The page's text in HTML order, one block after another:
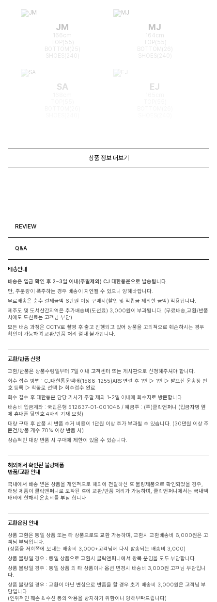
JM
166cm
TOP(55)
BOTTOM(25)
MJ
164cm
TOP(55)
BOTTOM(26)
SA EJ
상품 정보 더보기
REVIEW
Q&A
배송안내
배송은 입금 확인 후 2~3일 이내(주말제외) CJ 대한통운으로 발송됩니다.
단, 주문량이 폭주하는 경우 배송이 지연될 수 있으니 양해바랍니다.
무료배송은 순수 결제금액 6만원 이상 구매시(할인 및 적립금 제외한 금액) 적용됩니다.
제주도 및 도서산간지역은 추가배송비(도선료) 3,000원이 부과됩니다. (무료배송,교환/반품
시에도 도선료는 고객님 부담)
모든 배송 과정은 CCTV로 촬영 후 출고 진행되고 있어 상품을 고의적으로 훼손하시는 경우
확인이 가능하며 교환/반품 처리 절대 불가합니다.
교환/반품 신청
교환/반품은 상품수령일부터 7일 이내 고객센터 또는 게시판으로 신청해주셔야 합니다.
회수 접수 방법 : CJ대한통운택배(1588-1255)ARS 연결 후 1번 ▷ 1번 ▷ 받으신 운송장 번
호 등록 ▷ 착불로 선택 ▷ 회수접수 완료
회수 접수 후 대한통운 담당 기사가 주말 제외 1-2일 이내에 회수지로 방문합니다.
배송비 입금계좌 : 국민은행 512637-01-001048 / 예금주 : (주)클릭앤퍼니 (입금자명 옆
에 휴대폰 뒷번호 4자리 기재 요청)
대량 구매 후 반품 시 반품 수거 비용이 1만원 이상 추가 부과될 수 있습니다. (30만원 이상 주
문건/상품 개수 70% 이상 반품 시)
상습적인 대량 반품 시 구매에 제한이 있을 수 있습니다.
해외에서 확인된 불량제품
반품/교환 안내
국내에서 배송 받은 상품을 개인적으로 해외에 전달하신 후 불량제품으로 확인되었을 경우,
해당 제품이 클릭앤퍼니로 도착된 후에 교환/반품 처리가 가능하며, 클릭앤퍼니에서는 국내택
배비에 한해서 운송비를 부담 합니다
교환운임 안내
상품 교환은 동일 상품 또는 타 상품으로도 교환 가능하며, 교환시 교환배송비 6,000원은 고
객님 부담입니다.
(상품을 저희쪽에 보내는 배송비 3,000+고객님께 다시 발송되는 배송비 3,000)
상품 불량일 경우 : 동일 상품으로 교환시 클릭앤퍼니에서 왕복 운임을 모두 부담합니다.
상품 불량일 경우 : 동일 상품 외 타 상품이나 옵션 변경시 배송비 3,000원 고객님 부담입니
다.
상품 불량일 경우 : 교환이 아닌 변심으로 반품을 할 경우 초기 배송비 3,000원은 고객님 부
담입니다.
(인위적인 훼손 & 수선 등의 악용을 방지하기 위함이니 양해부탁드립니다)